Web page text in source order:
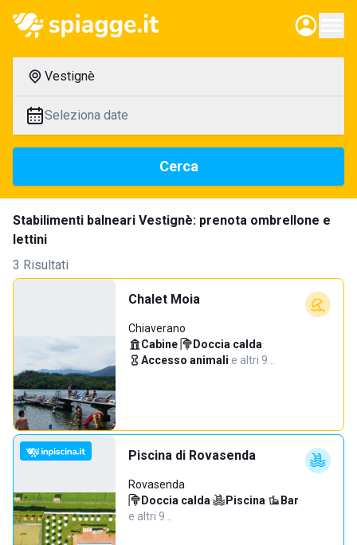
Vestignè
Seleziona date
Cerca
Stabilimenti balneari Vestignè: prenota ombrellone e
lettini
3 Risultati
Chalet Moia
Chiaverano
Cabine· Doccia calda·
Accesso animali·e altri 9…
Piscina di Rovasenda
Rovasenda
Doccia calda· Piscina· Bar·
e altri 9…